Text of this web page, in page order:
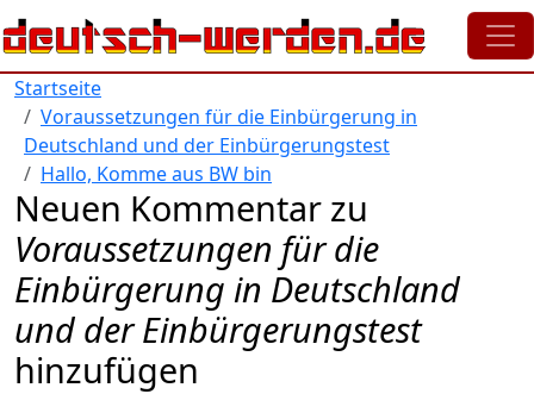
Direkt zum Inhalt
Startseite
Voraussetzungen für die Einbürgerung in
Deutschland und der Einbürgerungstest
Hallo, Komme aus BW bin
Neuen Kommentar zu
Voraussetzungen für die
Einbürgerung in Deutschland
und der Einbürgerungstest
hinzufügen